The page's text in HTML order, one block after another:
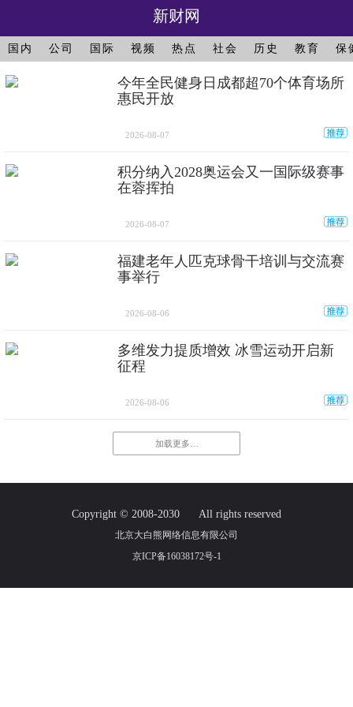
新财网
国内 公司 国际 视频 热点 社会 历史 教育 保
今年全民健身日成都超70个体育场所
惠民开放
2026-08-07
积分纳入2028奥运会又一国际级赛事
在蓉挥拍
2026-08-07
福建老年人匹克球骨干培训与交流赛
事举行
2026-08-06
多维发力提质增效 冰雪运动开启新
征程
2026-08-06
加载更多…
Copyright © 2008-2030 All rights reserved
北京大白熊网络信息有限公司
京ICP备16038172号-1